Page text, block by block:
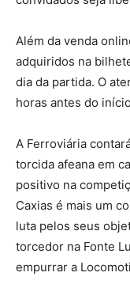
Além da venda
adquiridos na
dia da partida. O
horas antes do
A Ferroviária
torcida afeana em
positivo na
Caxias é mais um
luta pelos seus
torcedor na Fonte
empurrar a